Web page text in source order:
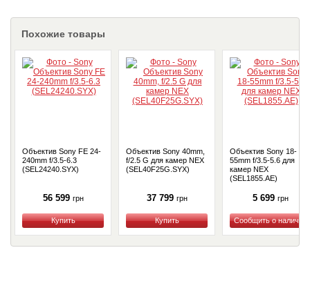
Похожие товары
Объектив Sony FE 24-
240mm f/3.5-6.3
(SEL24240.SYX)
56 599 грн
Купить
Объектив Sony 40mm,
f/2.5 G для камер NEX
(SEL40F25G.SYX)
37 799 грн
Купить
Объектив Sony 18-
55mm f/3.5-5.6 для
камер NEX
(SEL1855.AE)
5 699 грн
Купить